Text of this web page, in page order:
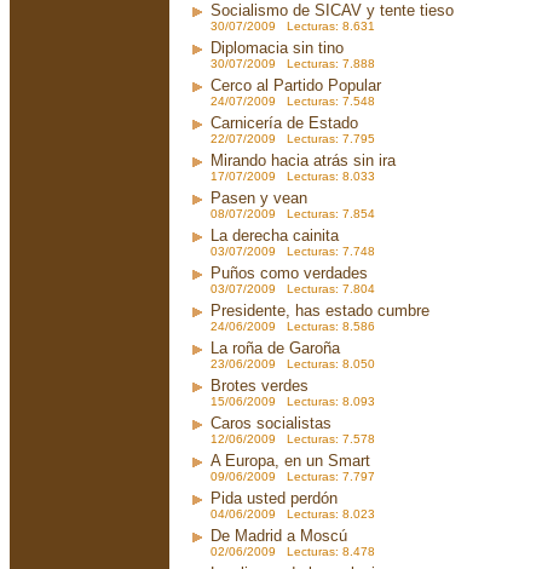
Socialismo de SICAV y tente tieso
30/07/2009 Lecturas: 8.631
Diplomacia sin tino
30/07/2009 Lecturas: 7.888
Cerco al Partido Popular
24/07/2009 Lecturas: 7.548
Carnicería de Estado
22/07/2009 Lecturas: 7.795
Mirando hacia atrás sin ira
17/07/2009 Lecturas: 8.033
Pasen y vean
08/07/2009 Lecturas: 7.854
La derecha cainita
03/07/2009 Lecturas: 7.748
Puños como verdades
03/07/2009 Lecturas: 7.804
Presidente, has estado cumbre
24/06/2009 Lecturas: 8.586
La roña de Garoña
23/06/2009 Lecturas: 8.050
Brotes verdes
15/06/2009 Lecturas: 8.093
Caros socialistas
12/06/2009 Lecturas: 7.578
A Europa, en un Smart
09/06/2009 Lecturas: 7.797
Pida usted perdón
04/06/2009 Lecturas: 8.023
De Madrid a Moscú
02/06/2009 Lecturas: 8.478